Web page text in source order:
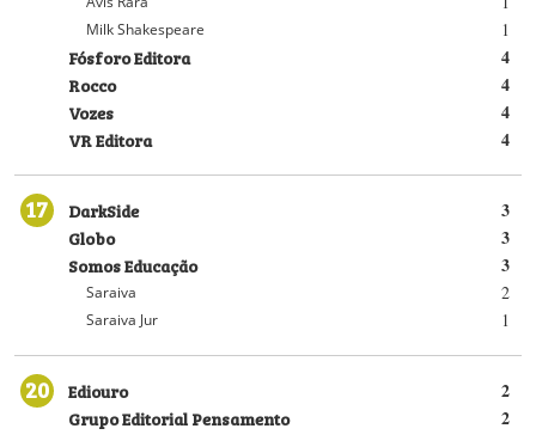
1
Milk Shakespeare
4
Fósforo Editora
4
Rocco
4
Vozes
4
VR Editora
17 3
DarkSide
3
Globo
3
Somos Educação
2
Saraiva
1
Saraiva Jur
20 2
Ediouro
2
Grupo Editorial Pensamento